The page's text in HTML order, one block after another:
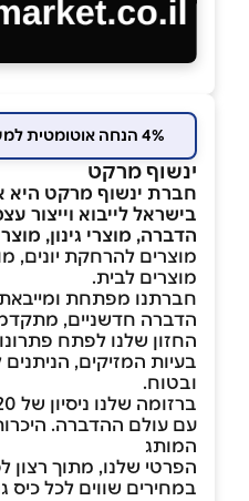
4% הנחה אוטומטית למשלמים בכרטיס המועדון
ינשוף מרקט
חברת ינשוף מרקט היא
בישראל לייבוא וייצור
הדברה, מוצרי גינון,
מוצרים להרחקת יונים,
מוצרים לבית.
חברתנו מפתחת ומייבאת
הדברה חדשניים,
החזון שלנו לפתח
בעיות המזיקים,
ובטוח.
עם עולם ההדברה. היכרות
המותג
הפרטי שלנו, מתוך רצון
במחירים שווים לכל כיס